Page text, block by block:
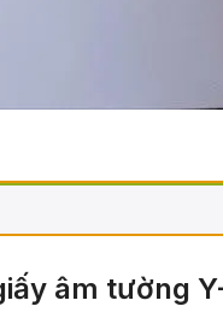
âm tường